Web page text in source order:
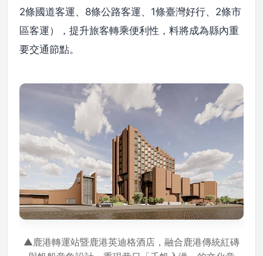
2條國道客運、8條公路客運、1條臺灣好行、2條市
區客運），提升旅客轉乘便利性，料將成為縣內重
要交通節點。
▲鹿港轉運站暨鹿港英迪格酒店，融合鹿港傳統紅磚